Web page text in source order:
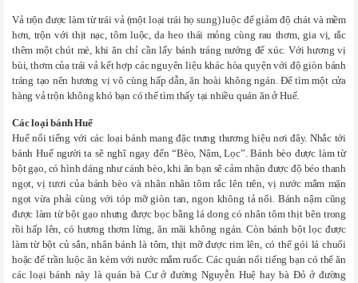
Vả trộn được làm từ trái vả (một loại trái họ sung) luộc để giảm độ chát và mềm
hơn, trộn với thịt nạc, tôm luộc, da heo thái mỏng cùng rau thơm, gia vị, rắc
thêm một chút mè, khi ăn chỉ cần lấy bánh tráng nướng để xúc. Với hương vị
bùi, thơm của trái vả kết hợp các nguyên liệu khác hòa quyện với độ giòn bánh
tráng tạo nên hương vị vô cùng hấp dẫn, ăn hoài không ngán. Để tìm một cửa
hàng vả trộn không khó bạn có thể tìm thấy tại nhiều quán ăn ở Huế.
Các loại bánh Huế
Huế nổi tiếng với các loại bánh mang đặc trưng thương hiệu nơi đây. Nhắc tới
bánh Huế người ta sẽ nghĩ ngay đến “Bèo, Nậm, Lọc”. Bánh bèo được làm từ
bột gạo, có hình dáng như cánh bèo, khi ăn bạn sẽ cảm nhận được độ béo thanh
ngọt, vị tươi của bánh bèo và nhân nhân tôm rắc lên trên, vị nước mắm mặn
ngọt vừa phải cùng với tóp mỡ giòn tan, ngon không tả nổi. Bánh nậm cũng
được làm từ bột gạo nhưng được bọc bằng lá dong có nhân tôm thịt bên trong
rồi hấp lên, có hương thơm lừng, ăn mãi không ngán. Còn bánh bột lọc được
làm từ bột củ sắn, nhân bánh là tôm, thịt mỡ được rim lên, có thể gói lá chuối
hoặc để trần luộc ăn kèm với nước mắm ruốc. Các quán nổi tiếng bạn có thể ăn
các loại bánh này là quán bà Cư ở đường Nguyễn Huệ hay bà Đỏ ở đường